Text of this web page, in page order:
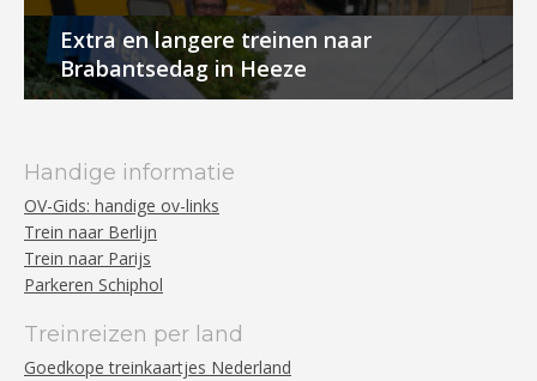
Extra en langere treinen naar
Brabantsedag in Heeze
Handige informatie
OV-Gids: handige ov-links
Trein naar Berlijn
Trein naar Parijs
Parkeren Schiphol
Treinreizen per land
Goedkope treinkaartjes Nederland